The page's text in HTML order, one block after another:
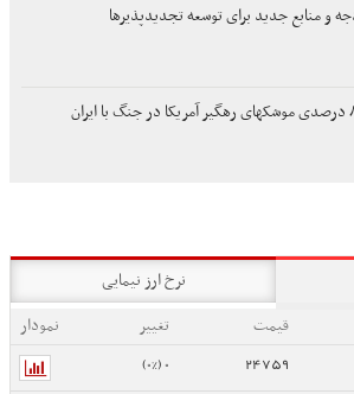
و منابع جدید برای توسعه تجدیدپذیرها
نرخ ارز نیمایی
قیمت تغییر
نمودار
24759
0 (0%)